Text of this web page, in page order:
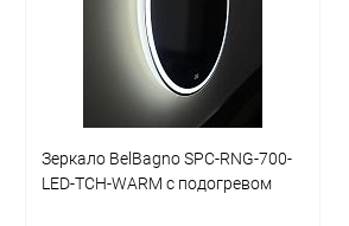
В избранное Под заказ
Зеркало BelBagno SPC-RNG-700-
LED-TCH-WARM с подогревом